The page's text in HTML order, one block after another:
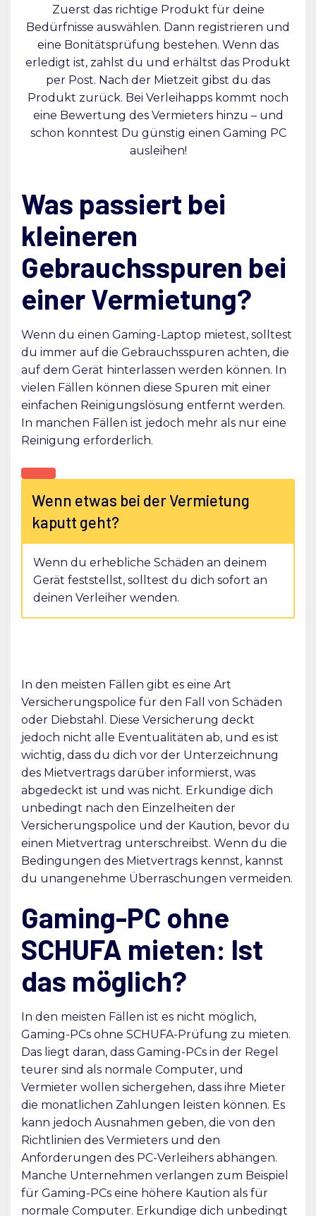
Zuerst das richtige Produkt für deine
Bedürfnisse auswählen. Dann registrieren und
eine Bonitätsprüfung bestehen. Wenn das
erledigt ist, zahlst du und erhältst das Produkt
per Post. Nach der Mietzeit gibst du das
Produkt zurück. Bei Verleihapps kommt noch
eine Bewertung des Vermieters hinzu – und
schon konntest Du günstig einen Gaming PC
ausleihen!
Was passiert bei
kleineren
Gebrauchsspuren bei
einer Vermietung?
Wenn du einen Gaming-Laptop mietest, solltest
du immer auf die Gebrauchsspuren achten, die
auf dem Gerät hinterlassen werden können. In
vielen Fällen können diese Spuren mit einer
einfachen Reinigungslösung entfernt werden.
In manchen Fällen ist jedoch mehr als nur eine
Reinigung erforderlich.
Wenn etwas bei der Vermietung
kaputt geht?
Wenn du erhebliche Schäden an deinem
Gerät feststellst, solltest du dich sofort an
deinen Verleiher wenden.
In den meisten Fällen gibt es eine Art
Versicherungspolice für den Fall von Schäden
oder Diebstahl. Diese Versicherung deckt
jedoch nicht alle Eventualitäten ab, und es ist
wichtig, dass du dich vor der Unterzeichnung
des Mietvertrags darüber informierst, was
abgedeckt ist und was nicht. Erkundige dich
unbedingt nach den Einzelheiten der
Versicherungspolice und der Kaution, bevor du
einen Mietvertrag unterschreibst. Wenn du die
Bedingungen des Mietvertrags kennst, kannst
du unangenehme Überraschungen vermeiden.
Gaming-PC ohne
SCHUFA mieten: Ist
das möglich?
In den meisten Fällen ist es nicht möglich,
Gaming-PCs ohne SCHUFA-Prüfung zu mieten.
Das liegt daran, dass Gaming-PCs in der Regel
teurer sind als normale Computer, und
Vermieter wollen sichergehen, dass ihre Mieter
die monatlichen Zahlungen leisten können. Es
kann jedoch Ausnahmen geben, die von den
Richtlinien des Vermieters und den
Anforderungen des PC-Verleihers abhängen.
Manche Unternehmen verlangen zum Beispiel
für Gaming-PCs eine höhere Kaution als für
normale Computer. Erkundige dich unbedingt